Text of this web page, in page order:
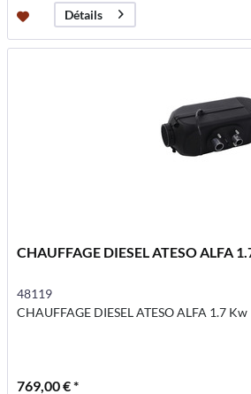
Détails
CHAUFFAGE DIESEL ATESO ALFA
48119
CHAUFFAGE DIESEL ATESO ALFA 1.7 Kw
769,00 € *